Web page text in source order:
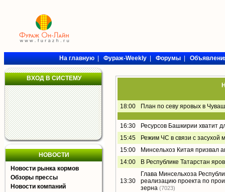
На главную|Фураж-Weekly|Форумы|
ВХОД В СИСТЕМУ
НОВОСТИ
Новости рынка кормов
Обзоры прессы
Новости компаний
18:00 План по севу яровых в
16:30
Ресурсов Башкирии хватит
15:45
Режим ЧС в связи с засухой
15:00
Минсельхоз Китая призвал
14:00
В Республике Татарстан
13:30
Глава Минсельхоза
реализацию проекта по
зерна (7023)